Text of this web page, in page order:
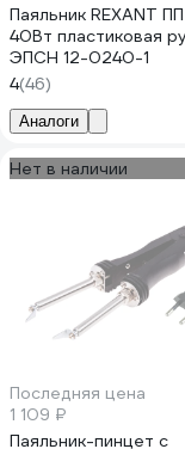
Паяльник REXANT
40Вт пластиковая
ЭПСН 12-0240-1
4(46)
Аналоги
Нет в наличии
Последняя цена
1 109 ₽
Паяльник-пинцет с